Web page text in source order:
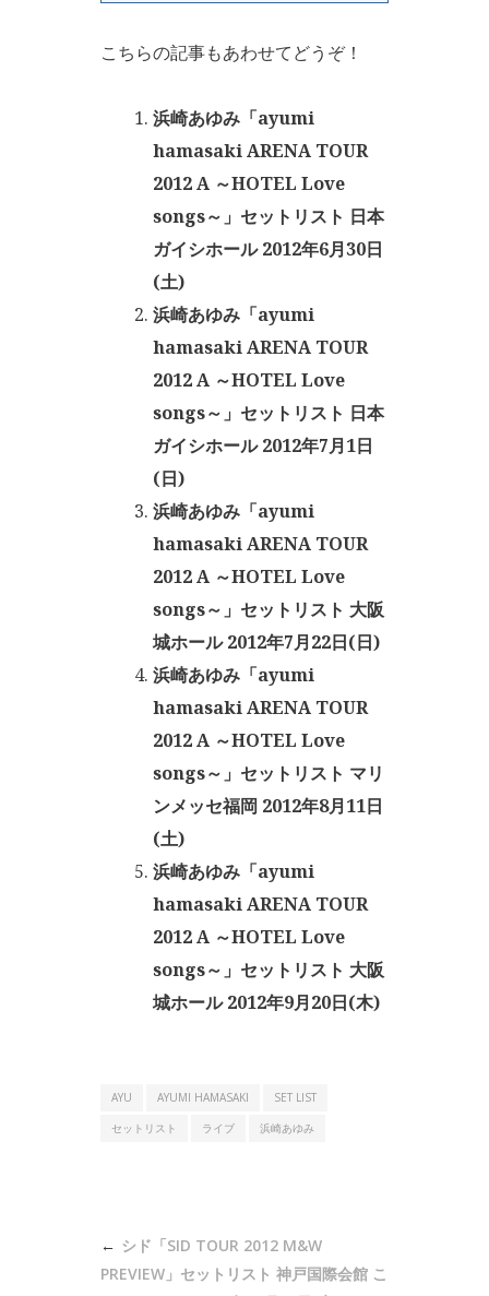
こちらの記事もあわせてどうぞ！
浜崎あゆみ「ayumi
hamasaki ARENA TOUR
2012 A ～HOTEL Love
songs～」セットリスト 日本
ガイシホール 2012年6月30日
(土)
浜崎あゆみ「ayumi
hamasaki ARENA TOUR
2012 A ～HOTEL Love
songs～」セットリスト 日本
ガイシホール 2012年7月1日
(日)
浜崎あゆみ「ayumi
hamasaki ARENA TOUR
2012 A ～HOTEL Love
songs～」セットリスト 大阪
城ホール 2012年7月22日(日)
浜崎あゆみ「ayumi
hamasaki ARENA TOUR
2012 A ～HOTEL Love
songs～」セットリスト マリ
ンメッセ福岡 2012年8月11日
(土)
浜崎あゆみ「ayumi
hamasaki ARENA TOUR
2012 A ～HOTEL Love
songs～」セットリスト 大阪
城ホール 2012年9月20日(木)
AYU AYUMI HAMASAKI
SET LIST
セットリスト
ライブ 浜崎あゆみ
シド「SID TOUR 2012 M&W
PREVIEW」セットリスト 神戸国際会館 こ